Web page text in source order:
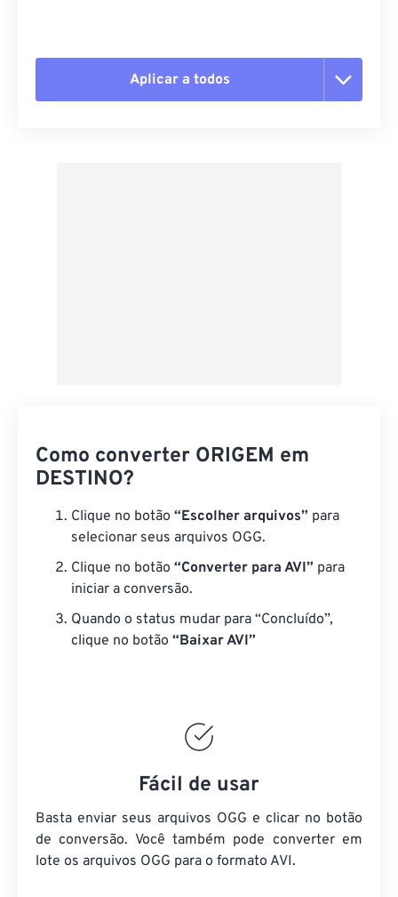
Aplicar a todos
Como converter ORIGEM em
DESTINO?
Clique no botão “Escolher arquivos” para
selecionar seus arquivos OGG.
Clique no botão “Converter para AVI” para
iniciar a conversão.
Quando o status mudar para “Concluído”,
clique no botão “Baixar AVI”
Fácil de usar
Basta enviar seus arquivos OGG e clicar no botão
de conversão. Você também pode converter em
lote os arquivos OGG para o formato AVI.